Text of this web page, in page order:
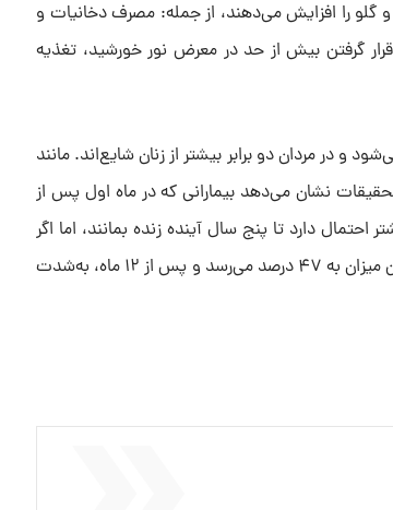
گلو را افزایش می‌دهند، از جمله: مصرف دخانیات و
گرفتن بیش از حد در معرض نور خورشید، تغذیه
در افراد بالای ۴۰ سال دیده می‌شود و در مردان دو برابر بیشتر از زنان شایع‌‌اند. مانند
نشان می‌دهد بیمارانی که در ماه اول پس از
درمان قرار می‌گیرند، ۸۶ درصد بیشتر احتمال دارد تا پنج سال آینده زنده بمانند، اما اگر
تشخیص هفت ماه پس از ظهور علائم انجام شود، این میزان به ۴۷ درصد می‌رسد و پس از ۱۲ ماه، به‌شدت